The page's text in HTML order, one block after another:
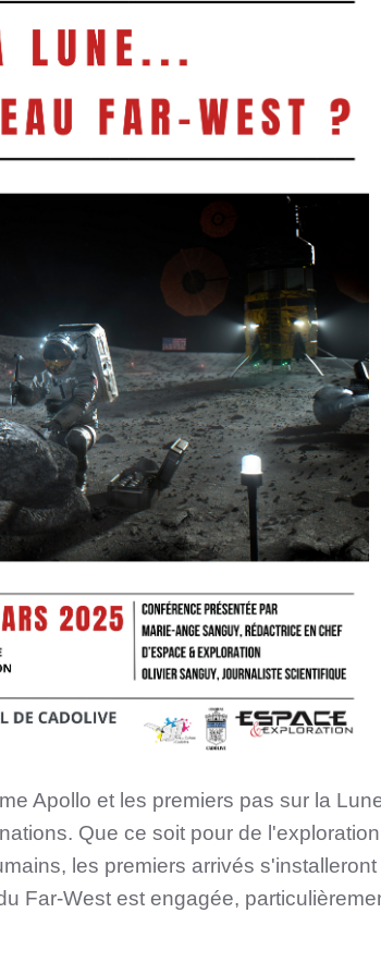
Apollo et les premiers pas sur la
Que ce soit pour de
les premiers arrivés
Far-West est engagée,